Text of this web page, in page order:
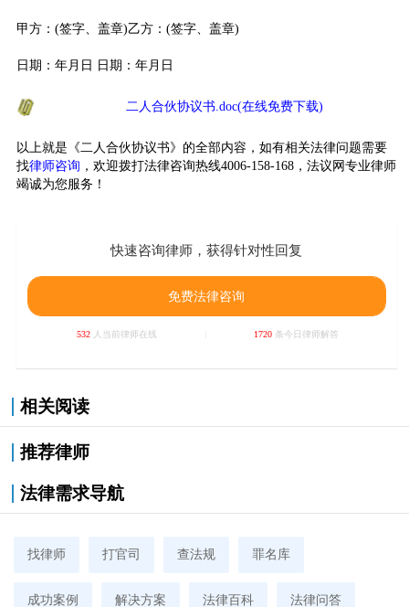
甲方：(签字、盖章)乙方：(签字、盖章)
日期：年月日 日期：年月日
二人合伙协议书.doc(在线免费下载)
以上就是《二人合伙协议书》的全部内容，如有相关法律问题需要
找律师咨询 ，欢迎拨打法律咨询热线4006-158-168，法议网专业律师
竭诚为您服务！
快速咨询律师，获得针对性回复
免费法律咨询
532 人当前律师在线 1720条今日律师解答
相关阅读
推荐律师
法律需求导航
找律师 打官司 查法规 罪名库
成功案例 解决方案 法律百科 法律问答